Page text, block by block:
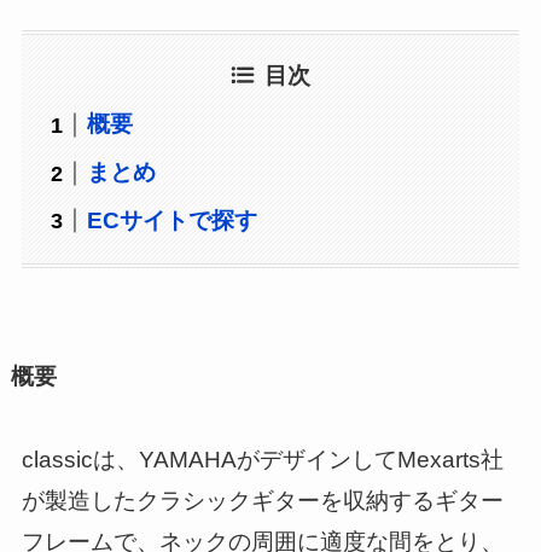
目次
概要
まとめ
ECサイトで探す
概要
classicは、YAMAHAがデザインしてMexarts社
が製造したクラシックギターを収納するギター
フレームで、ネックの周囲に適度な間をとり、